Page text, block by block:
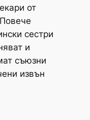
от
сестри
и
съюзни
извън